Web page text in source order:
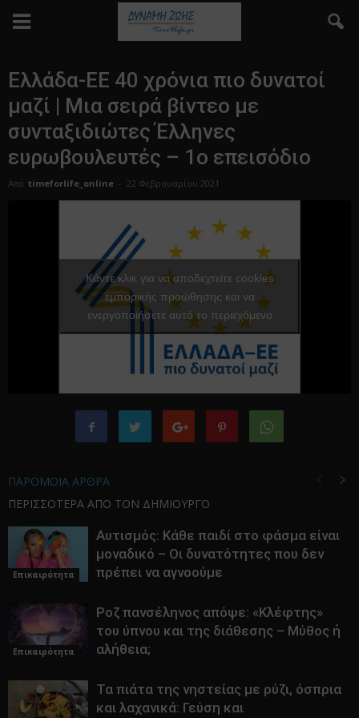
Ελλάδα-ΕΕ 40 χρόνια πιο δυνατοί
μαζί | Μια σειρά βίντεο με
συνταξιδιώτες Έλληνες
ευρωβουλευτές – 1o επεισόδιο
Από timeforlife_online - 22 Φεβρουαρίου 2021
Κάντε κλικ για να αποδεχτείτε cookies
εμπορικής προώθησης και να
ενεργοποιήσετε αυτό το περιεχόμενο
ΠΑΡΟΜΟΙΑ ΑΡΘΡΑ
ΠΕΡΙΣΣΟΤΕΡΑ ΑΠΟ ΤΟΝ ΔΗΜΙΟΥΡΓΟ
Επικαιρότητα
Αυτισμός: Κάθε παιδί στο φάσμα είναι
μοναδικό – Οι δυνατότητες που δεν
πρέπει να αγνοούμε
Επικαιρότητα
Ροζ πανσέληνος απόψε: «Κλέφτης»
του ύπνου και της διάθεσης – Μύθος ή
αλήθεια;
Τα πιάτα της νηστείας με ρύζι, όσπρια
και λαχανικά: Γεύση και